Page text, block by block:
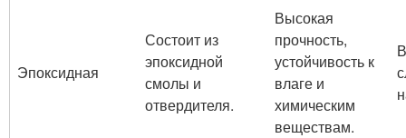
Эпоксидная
Состоит из
эпоксидной
смолы и
отвердителя.
Высокая
прочность,
устойчивость к
влаге и
химическим
веществам.